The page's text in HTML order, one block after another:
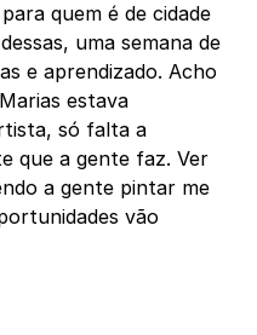
quem é de cidade
uma semana de
e aprendizado. Acho
estava
só falta a
que a gente faz. Ver
a gente pintar me
vão